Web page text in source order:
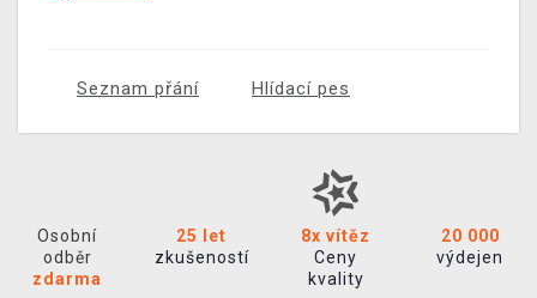
Seznam přání Hlídací pes
Osobní
odběr
zdarma
25 let
zkušeností
8x vítěz
Ceny
kvality
20 000
výdejen